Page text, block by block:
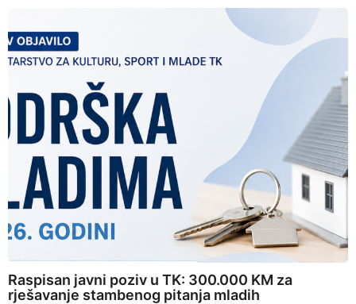
Raspisan javni poziv u TK: 300.000 KM za
rješavanje stambenog pitanja mladih